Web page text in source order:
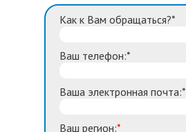
Как к Вам обращаться?*
Ваш телефон:*
Ваша электронная почта:*
Ваш регион:*